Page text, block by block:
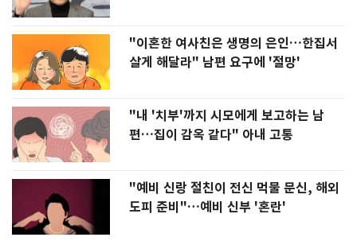
"이혼한 여사친은 생명의 은인…한집서
살게 해달라" 남편 요구에 '절망'
"내 '치부'까지 시모에게 보고하는 남
편…집이 감옥 같다" 아내 고통
"예비 신랑 절친이 전신 먹물 문신, 해외
도피 준비"…예비 신부 '혼란'